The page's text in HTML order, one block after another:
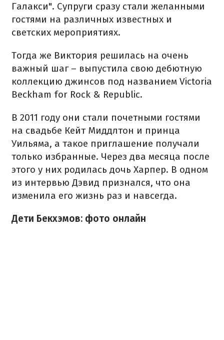
Галакси". Супруги сразу стали желанными
гостями на различных известных и
светских мероприятиях.
Тогда же Виктория решилась на очень
важный шаг – выпустила свою дебютную
коллекцию джинсов под названием Victoria
Beckham for Rock & Republic.
В 2011 году они стали почетными гостями
на свадьбе Кейт Миддлтон и принца
Уильяма, а такое приглашение получали
только избранные. Через два месяца после
этого у них родилась дочь Харпер. В одном
из интервью Дэвид признался, что она
изменила его жизнь раз и навсегда.
Дети Бекхэмов: фото онлайн